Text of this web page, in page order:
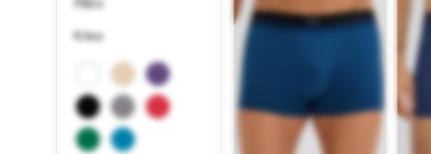
Filtrs
Krāsa